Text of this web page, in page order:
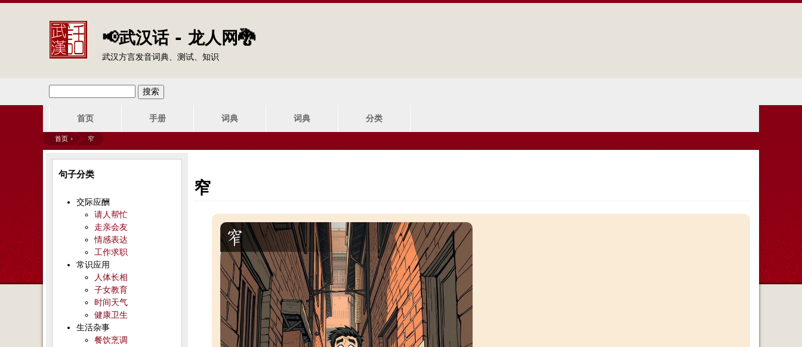
📢武汉话 - 龙人网🐉
武汉方言发音词典、测试、知识
索
表
单
菜
单
首页 手册 词典 词典 分类
你
首页 › 窄
窄
句子分类
交际应酬
请人帮忙
走亲会友
情感表达
工作求职
常识应用
人体长相
子女教育
时间天气
健康卫生
生活杂事
餐饮烹调